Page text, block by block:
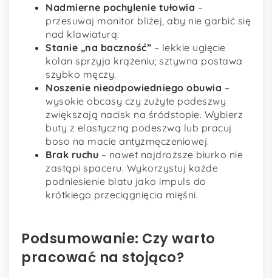
Nadmierne pochylenie tułowia –
przesuwaj monitor bliżej, aby nie garbić się
nad klawiaturą.
Stanie „na baczność” – lekkie ugięcie
kolan sprzyja krążeniu; sztywna postawa
szybko męczy.
Noszenie nieodpowiedniego obuwia –
wysokie obcasy czy zużyte podeszwy
zwiększają nacisk na śródstopie. Wybierz
buty z elastyczną podeszwą lub pracuj
boso na macie antyzmęczeniowej.
Brak ruchu – nawet najdroższe biurko nie
zastąpi spaceru. Wykorzystuj każde
podniesienie blatu jako impuls do
krótkiego przeciągnięcia mięśni.
Podsumowanie: Czy warto
pracować na stojąco?